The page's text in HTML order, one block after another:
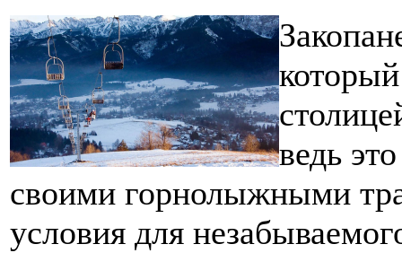
ведь
своими горнолыжными
условия для